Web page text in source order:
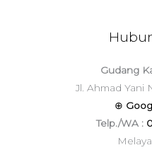
Gudang
Jl. Ahmad Yani
⊕
Telp./WA :